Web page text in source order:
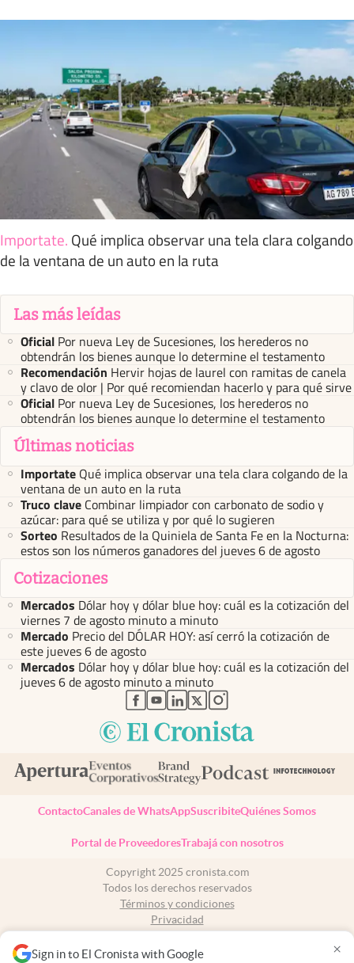
Sign in to El Cronista with Google ×
Importate. Qué implica observar una tela clara colgando
de la ventana de un auto en la ruta
Las más leídas
Oficial Por nueva Ley de Sucesiones, los herederos no
obtendrán los bienes aunque lo determine el testamento
Recomendación Hervir hojas de laurel con ramitas de canela
y clavo de olor | Por qué recomiendan hacerlo y para qué sirve
Oficial Por nueva Ley de Sucesiones, los herederos no
obtendrán los bienes aunque lo determine el testamento
Últimas noticias
Importate Qué implica observar una tela clara colgando de la
ventana de un auto en la ruta
Truco clave Combinar limpiador con carbonato de sodio y
azúcar: para qué se utiliza y por qué lo sugieren
Sorteo Resultados de la Quiniela de Santa Fe en la Nocturna:
estos son los números ganadores del jueves 6 de agosto
Cotizaciones
Mercados Dólar hoy y dólar blue hoy: cuál es la cotización del
viernes 7 de agosto minuto a minuto
Mercado Precio del DÓLAR HOY: así cerró la cotización de
este jueves 6 de agosto
Mercados Dólar hoy y dólar blue hoy: cuál es la cotización del
jueves 6 de agosto minuto a minuto
abre en nueva pestaña
abre en nueva pestaña
abre en nueva pestaña
abre en nueva pestaña
abre en nueva pestaña
ContactoCanales de WhatsAppSuscribiteQuiénes Somos
Portal de ProveedoresTrabajá con nosotros
Copyright 2025 cronista.com
Todos los derechos reservados
Términos y condiciones
Privacidad
Tel: +54 11 7078-3270